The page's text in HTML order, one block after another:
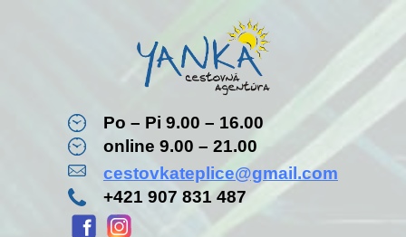
Po – Pi 9.00 – 16.00
online 9.00 – 21.00
cestovkateplice@gmail.com
+421 907 831 487